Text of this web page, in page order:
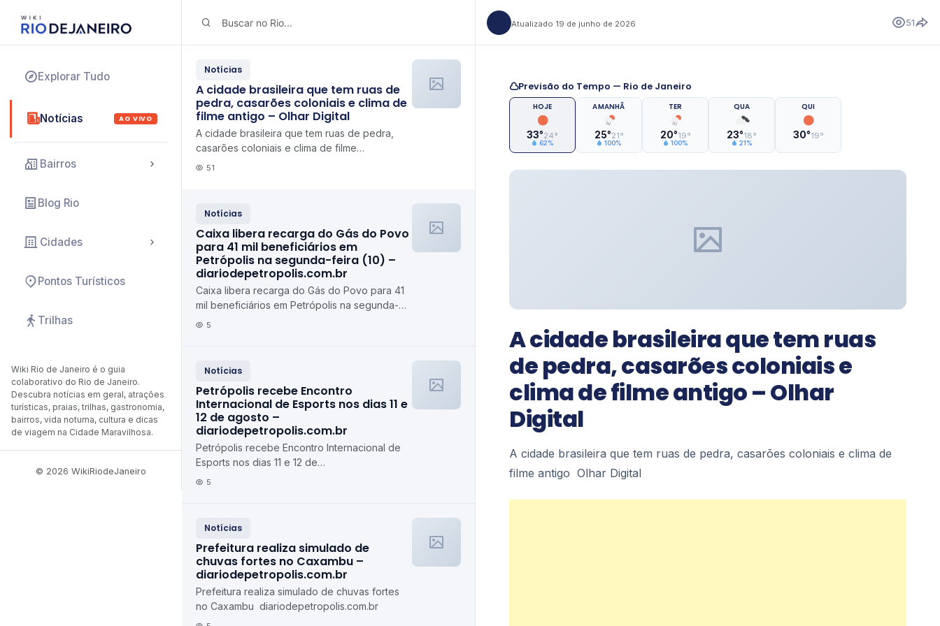
Explorar Tudo
Notícias AO VIVO
Bairros
Blog Rio
Cidades
Pontos Turísticos
Trilhas
Wiki Rio de Janeiro é o guia
colaborativo do Rio de Janeiro.
Descubra notícias em geral, atrações
turísticas, praias, trilhas, gastronomia,
bairros, vida noturna, cultura e dicas
de viagem na Cidade Maravilhosa.
© 2026 WikiRiodeJaneiro
Notícias
A cidade brasileira que tem ruas de
pedra, casarões coloniais e clima de
filme antigo – Olhar Digital
A cidade brasileira que tem ruas de pedra,
casarões coloniais e clima de filme
antigo Olhar Digital
51
Notícias
Caixa libera recarga do Gás do Povo
para 41 mil beneficiários em
Petrópolis na segunda-feira (10) –
diariodepetropolis.com.br
Caixa libera recarga do Gás do Povo para 41
mil beneficiários em Petrópolis na segunda-
feira (10) diariodepetropolis.com.br
5
Notícias
Petrópolis recebe Encontro
Internacional de Esports nos dias 11 e
12 de agosto –
diariodepetropolis.com.br
Petrópolis recebe Encontro Internacional de
Esports nos dias 11 e 12 de
agosto diariodepetropolis.com.br
5
Notícias
Prefeitura realiza simulado de
chuvas fortes no Caxambu –
diariodepetropolis.com.br
Prefeitura realiza simulado de chuvas fortes
no Caxambu diariodepetropolis.com.br
Atualizado 19 de junho de 2026 51
Previsão do Tempo — Rio de Janeiro
HOJE
33°24°
62%
AMANHÃ
25°21°
100%
TER
20°19°
100%
QUA
23°18°
21%
QUI
30°19°
A cidade brasileira que tem ruas
de pedra, casarões coloniais e
clima de filme antigo – Olhar
Digital
A cidade brasileira que tem ruas de pedra, casarões coloniais e clima de
filme antigo Olhar Digital